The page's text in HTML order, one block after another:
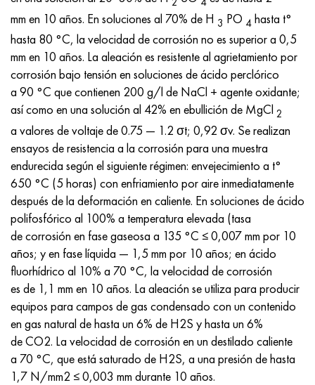
mm en 10 años. En soluciones al 70% de H 3 PO 4 hasta t°
hasta 80 °C, la velocidad de corrosión no es superior a 0,5
mm en 10 años. La aleación es resistente al agrietamiento por
corrosión bajo tensión en soluciones de ácido perclórico
a 90 °C que contienen 200 g/l de NaCl + agente oxidante;
así como en una solución al 42% en ebullición de MgCl 2
a valores de voltaje de 0.75 — 1.2 σt; 0,92 σv. Se realizan
ensayos de resistencia a la corrosión para una muestra
endurecida según el siguiente régimen: envejecimiento a t°
650 °C (5 horas) con enfriamiento por aire inmediatamente
después de la deformación en caliente. En soluciones de ácido
polifosfórico al 100% a temperatura elevada (tasa
de corrosión en fase gaseosa a 135 °C ≤ 0,007 mm por 10
años; y en fase líquida — 1,5 mm por 10 años; en ácido
fluorhídrico al 10% a 70 °C, la velocidad de corrosión
es de 1,1 mm en 10 años. La aleación se utiliza para producir
equipos para campos de gas condensado con un contenido
en gas natural de hasta un 6% de H2S y hasta un 6%
de CO2. La velocidad de corrosión en un destilado caliente
a 70 °C, que está saturado de H2S, a una presión de hasta
1,7 N/mm2 ≤ 0,003 mm durante 10 años.